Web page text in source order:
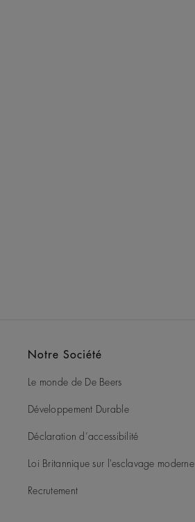
Notre Société
Le monde de De Beers
Développement Durable
Déclaration d’accessibilité
Loi Britannique sur l'esclavage moderne
Recrutement